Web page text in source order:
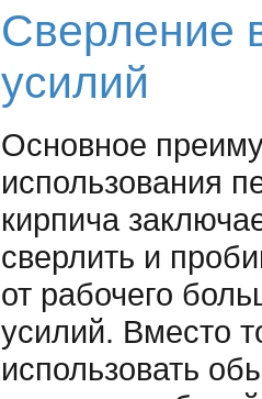
Сверление
усилий
Основное
использования
кирпича
сверлить и
от рабочего
усилий. Вместо
использовать